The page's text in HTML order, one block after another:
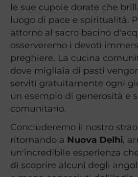
le sue cupole dorate che
luogo di pace e spiritualità.
attorno al sacro bacino
osserveremo i devoti
preghiere. La cucina
dove migliaia di pasti
serviti gratuitamente ogni
un esempio di generosità e
comunitario.
Concluderemo il nostro
ritornando a Nuova Delhi,
un'incredibile esperienza
di scoprire alcuni degli